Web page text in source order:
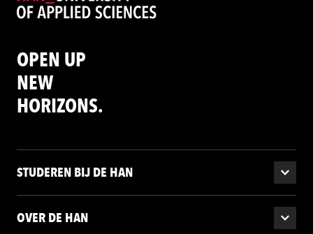
OPEN UP
NEW
HORIZONS.
STUDEREN BIJ DE HAN
OVER DE HAN